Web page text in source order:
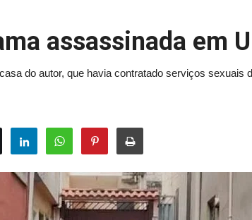
assassinada em
do autor, que havia contratado serviços sexuais